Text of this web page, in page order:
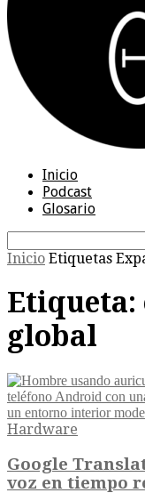
Inicio
Podcast
Glosario
Inicio Etiquetas
Etiqueta:
global
Hardware
Google
voz en tiempo